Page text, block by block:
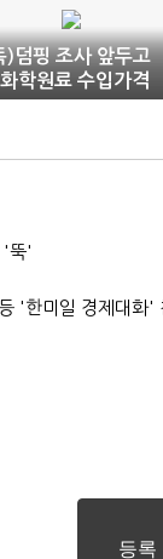
)덤핑 조사 앞두고
학원료 수입가격
중국산 제재 쉽지
'뚝'
'한미일 경제대화'